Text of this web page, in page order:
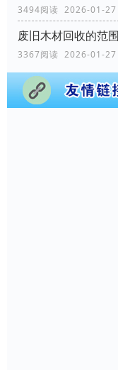
3494阅读 2026-01-
废旧木材回收的范
3367阅读 2026-01-